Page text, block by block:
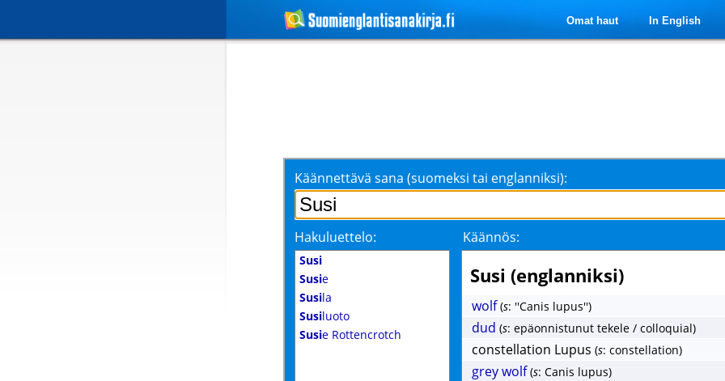
Omat haut In English
Käännettävä sana (suomeksi tai englanniksi):
Hakuluettelo: Käännös:
Susi
Susie
Susila
Susiluoto
Susie Rottencrotch
Susi (englanniksi)
wolf(s: ''Canis lupus'')
dud (s: epäonnistunut tekele / colloquial)
constellation Lupus (s: constellation)
grey wolf(s: Canis lupus)